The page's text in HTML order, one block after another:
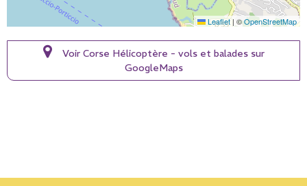
Leaflet| ©OpenStreetMap
Voir Corse Hélicoptère - vols et balades sur
GoogleMaps